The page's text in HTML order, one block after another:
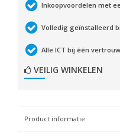
Inkoopvoordelen met
Volledig geïnstalleerd
Alle ICT bij één
VEILIG WINKELEN
Product informatie